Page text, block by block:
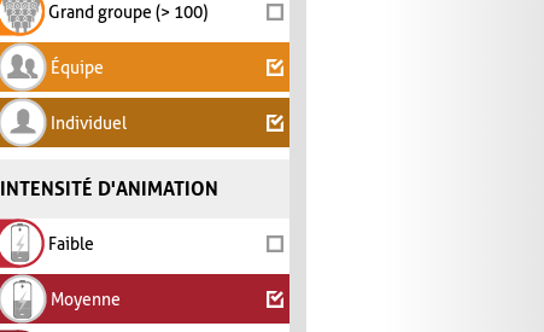
Grand groupe (> 100)
Équipe
Individuel
INTENSITÉ D'ANIMATION
Faible
Moyenne